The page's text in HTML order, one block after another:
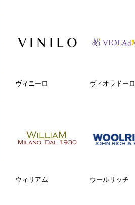
ヴィニーロ ヴィオラドーロ
ウィリアム ウールリッチ